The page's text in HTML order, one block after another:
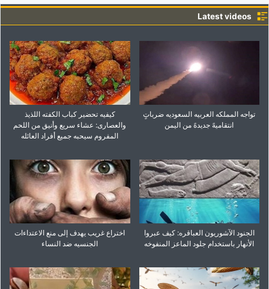
Latest videos
تواجه المملکه العربیه السعودیه ضرباتٍ
انتقامیهً جدیدهً من الیمن
کیفیه تحضیر کباب الکفته اللذیذ
والعصاری: عشاء سریع وأنیق من اللحم
المفروم سیحبه جمیع أفراد العائله
الجنود الآشوریون العباقره: کیف عبروا
الأنهار باستخدام جلود الماعز المنفوخه
اختراع غریب یهدف إلى منع الاعتداءات
الجنسیه ضد النساء